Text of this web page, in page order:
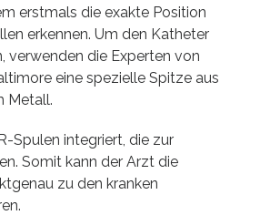
erstmals die exakte Position
erkennen. Um den Katheter
verwenden die Experten von
eine spezielle Spitze aus
Metall.
Spulen integriert, die zur
Somit kann der Arzt die
zu den kranken